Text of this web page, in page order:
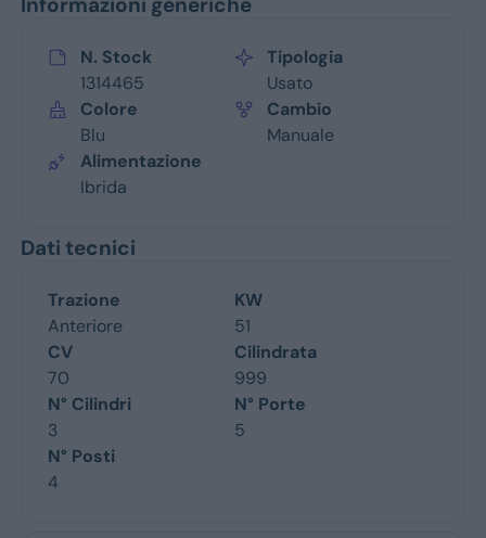
N. Stock
1314465
Tipologia
Usato
Colore
Blu
Cambio
Manuale
Alimentazione
Ibrida
Dati tecnici
Trazione
Anteriore
KW
51
CV
70
Cilindrata
999
N° Cilindri
3
N° Porte
5
N° Posti
4